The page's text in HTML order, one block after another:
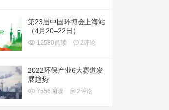
第23届中国环博会上海站
（4月20–22日）
12580 阅读 2评论
2022环保产业6大赛道发
展趋势
7556 阅读 2评论